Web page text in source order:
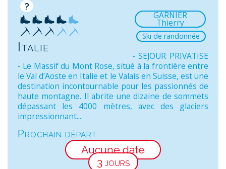
?
Italie
GARNIER
Thierry
Ski de randonnée
- SEJOUR PRIVATISE
- Le Massif du Mont Rose, situé à la frontière entre
le Val d’Aoste en Italie et le Valais en Suisse, est une
destination incontournable pour les passionnés de
haute montagne. Il abrite une dizaine de sommets
dépassant les 4000 mètres, avec des glaciers
impressionnant...
Prochain départ
Aucune date
3 jours